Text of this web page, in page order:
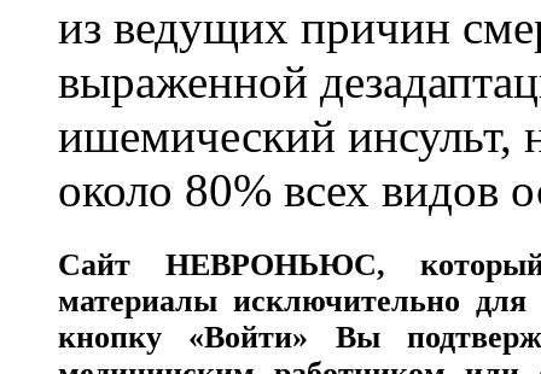
из ведущих причин
выраженной
ишемический инсульт,
около 80% всех видов
СайтНЕВРОНЬЮС,
материалы исключительно для
кнопку «Войти» Вы